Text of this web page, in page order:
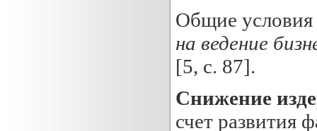
Общие
на ведение
[5, c. 87].
Снижение
счет развития